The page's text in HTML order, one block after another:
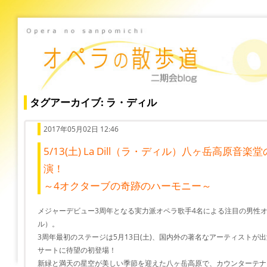
タグアーカイブ: ラ・ディル
2017年05月02日 12:46
5/13(土) La Dill（ラ・ディル）八ヶ岳高原音楽
演！
～4オクターブの奇跡のハーモニー～
メジャーデビュー3周年となる実力派オペラ歌手4名による注目の男性
ル）。
3周年最初のステージは5月13日(土)、国内外の著名なアーティストが
サートに待望の初登場！
新緑と満天の星空が美しい季節を迎えた八ヶ岳高原で、カウンターテ